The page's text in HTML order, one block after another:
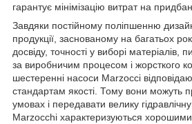
гарантує мінімізацію витрат на
Завдяки постійному поліпшенню
продукції, заснованому на багатьох
досвіду, точності у виборі матеріалів,
за виробничим процесом і жорсткого
шестеренні насоси Marzocci
стандартам якості. Тому вони можуть
умовах і передавати велику
Marzocchi характеризуються хорошими